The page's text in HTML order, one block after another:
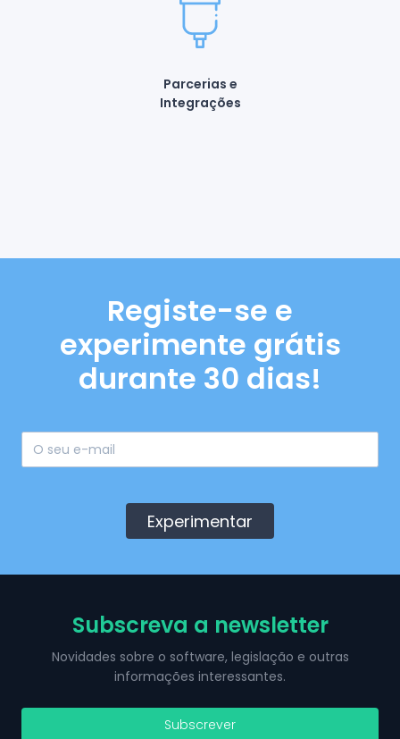
Parcerias e
Integrações
Registe-se e
experimente grátis
durante 30 dias!
Experimentar
Subscreva a newsletter
Novidades sobre o software, legislação e outras
informações interessantes.
Subscrever